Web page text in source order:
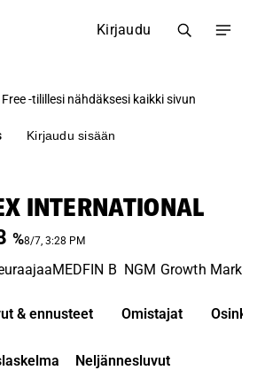
Kirjaudu
-tilillesi nähdäksesi kaikki sivun
Kirjaudu sisään
INTERNATIONAL
%8/7, 3:28 PM
MEDFIN B NGM Growth Market
& ennusteet Omistajat Osinko
Neljännesluvut